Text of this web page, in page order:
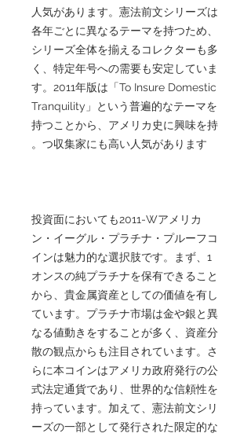
人気があります。憲法前文シリーズは
各年ごとに異なるテーマを持つため、
シリーズ全体を揃えるコレクターも多
く、特定年号への需要も安定していま
す。2011年版は「To Insure Domestic
Tranquility」という普遍的なテーマを
持つことから、アメリカ史に興味を持
つ収集家にも高い人気があります。
投資面においても2011-Wアメリカ
ン・イーグル・プラチナ・プルーフコ
インは魅力的な選択肢です。まず、1
オンスの純プラチナを保有できること
から、貴金属資産としての価値を有し
ています。プラチナ市場は金や銀と異
なる値動きをすることが多く、資産分
散の観点からも注目されています。さ
らに本コインはアメリカ政府発行の公
式法定通貨であり、世界的な信頼性を
持っています。加えて、憲法前文シリ
ーズの一部として発行された限定的な